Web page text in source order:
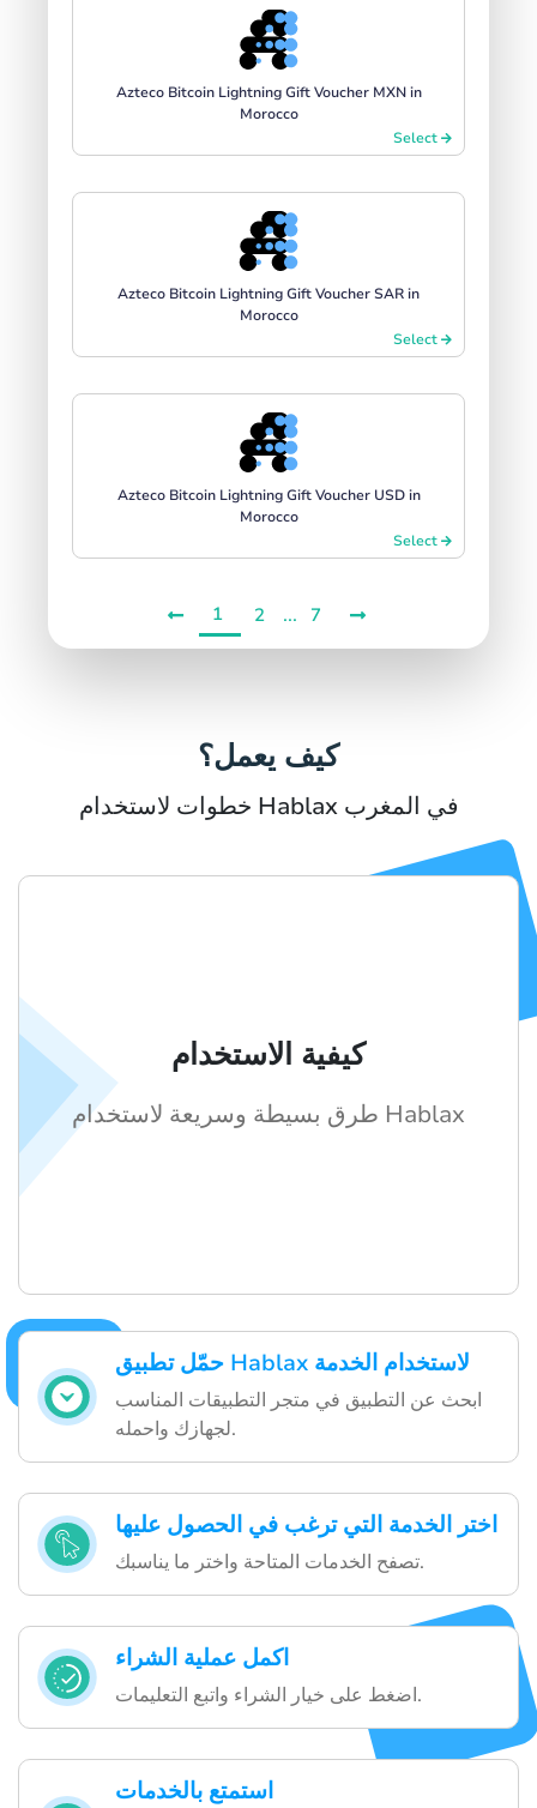
Azteco Bitcoin Lightning Gift Voucher MXN in
Morocco
Select
Azteco Bitcoin Lightning Gift Voucher SAR in
Morocco
Select
Azteco Bitcoin Lightning Gift Voucher USD in
Morocco
Select
1 2 ... 7
كيف يعمل؟
خطوات لاستخدام Hablax في المغرب
حمّل تطبيق Hablax لاستخدام الخدمة
ابحث عن التطبيق في متجر التطبيقات المناسب
لجهازك واحمله.
اختر الخدمة التي ترغب في الحصول عليها
تصفح الخدمات المتاحة واختر ما يناسبك.
اكمل عملية الشراء
اضغط على خيار الشراء واتبع التعليمات.
استمتع بالخدمات
كيفية الاستخدام
طرق بسيطة وسريعة لاستخدام Hablax